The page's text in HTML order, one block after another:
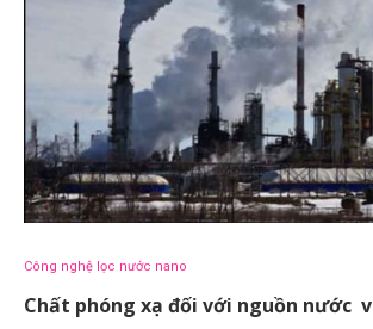
Công nghệ lọc nước nano
Chất phóng xạ đối với nguồn nước